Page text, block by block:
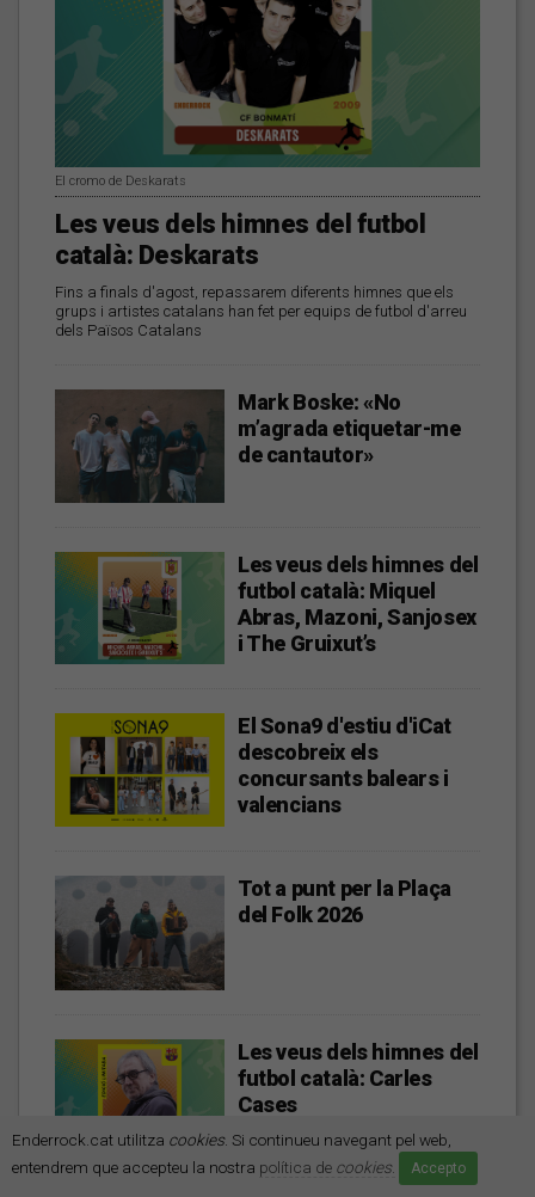
Enderrock.cat utilitza cookies. Si continueu navegant pel web,
entendrem que accepteu la nostra política de cookies. Accepto
El cromo de Deskarats
Les veus dels himnes del futbol
català: Deskarats
Fins a finals d'agost, repassarem diferents himnes que els
grups i artistes catalans han fet per equips de futbol d'arreu
dels Països Catalans
Mark Boske: «No
m’agrada etiquetar-me
de cantautor»
Les veus dels himnes del
futbol català: Miquel
Abras, Mazoni, Sanjosex
i The Gruixut’s
El Sona9 d'estiu d'iCat
descobreix els
concursants balears i
valencians
Tot a punt per la Plaça
del Folk 2026
Les veus dels himnes del
futbol català: Carles
Cases